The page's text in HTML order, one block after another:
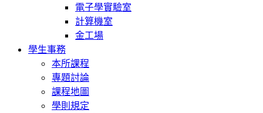
電子學實驗室
計算機室
金工場
學生事務
本所課程
專題討論
課程地圖
學則規定